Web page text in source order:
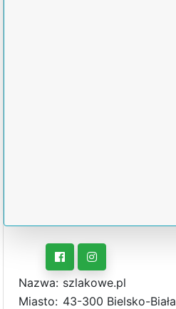
Nazwa: szlakowe.pl
Miasto: 43-300 Bielsko-Biała